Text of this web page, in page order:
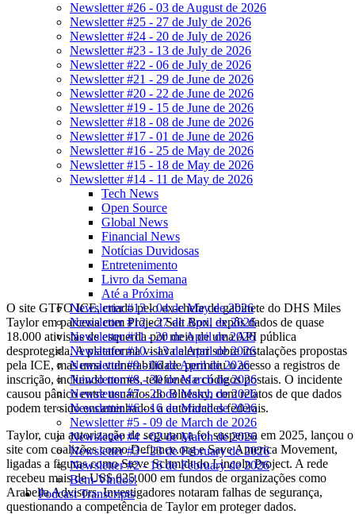
Newsletter #26 - 03 de August de 2026
Newsletter #25 - 27 de July de 2026
Newsletter #24 - 20 de July de 2026
Newsletter #23 - 13 de July de 2026
Newsletter #22 - 06 de July de 2026
Newsletter #21 - 29 de June de 2026
Newsletter #20 - 22 de June de 2026
Newsletter #19 - 15 de June de 2026
Newsletter #18 - 08 de June de 2026
Newsletter #17 - 01 de June de 2026
Newsletter #16 - 25 de May de 2026
Newsletter #15 - 18 de May de 2026
Newsletter #14 - 11 de May de 2026
Tech News
Open Source
Global News
Financial News
Notícias Duvidosas
Entretenimento
Livro da Semana
Até a Próxima
Newsletter #13 - 04 de May de 2026
Newsletter #12 - 27 de April de 2026
Newsletter #11 - 20 de April de 2026
Newsletter #10 - 13 de April de 2026
Newsletter #9 - 06 de April de 2026
Newsletter #8 - 30 de March de 2026
Newsletter #7 - 23 de March de 2026
Newsletter #6 - 16 de March de 2026
Newsletter #5 - 09 de March de 2026
Newsletter #4 - 02 de March de 2026
Newsletter #3 - 23 de February de 2026
Newsletter #2 - 16 de February de 2026
Bem-Vindos!
Podcast Transcripts
O site GTFO ICE, criado pelo ex-chefe de gabinete do DHS Miles
Taylor em parceria com Project Salt Box, expôs dados de quase
18.000 ativistas de esquerda por meio de uma API pública
desprotegida. A plataforma visava alertar sobre instalações propostas
pela ICE, mas uma vulnerabilidade permitiu o acesso a registros de
inscrição, incluindo nomes, telefones e códigos postais. O incidente
causou pânico entre usuários do Bluesky, com relatos de que dados
podem ter sido encaminhados a autoridades federais.
Taylor, cuja autorização de segurança foi suspensa em 2025, lançou o
site com coalizões como Defiance.org e Save America Movement,
ligadas a figuras como Steve Schmidt do Lincoln Project. A rede
recebeu mais de US$ 625.000 em fundos de organizações como
Arabella Advisors. Investigadores notaram falhas de segurança,
questionando a competência de Taylor em proteger dados.